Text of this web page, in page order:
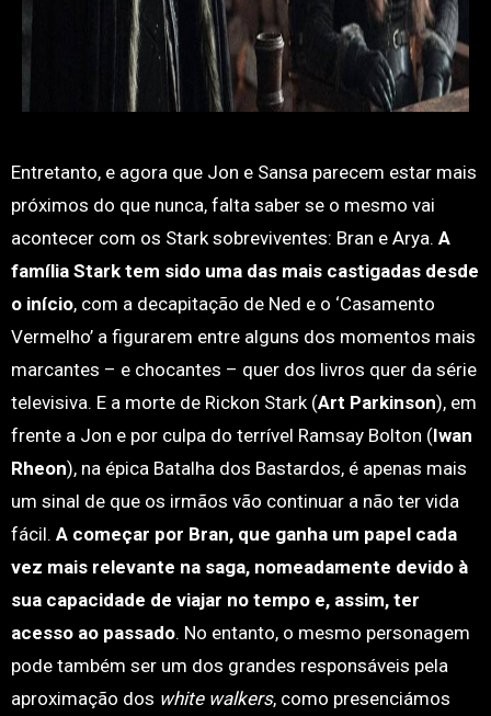
Entretanto, e agora que Jon e Sansa parecem estar mais
próximos do que nunca, falta saber se o mesmo vai
acontecer com os Stark sobreviventes: Bran e Arya. A
família Stark tem sido uma das mais castigadas desde
o início, com a decapitação de Ned e o ‘Casamento
Vermelho’ a figurarem entre alguns dos momentos mais
marcantes – e chocantes – quer dos livros quer da série
televisiva. E a morte de Rickon Stark (Art Parkinson), em
frente a Jon e por culpa do terrível Ramsay Bolton (Iwan
Rheon), na épica Batalha dos Bastardos, é apenas mais
um sinal de que os irmãos vão continuar a não ter vida
fácil. A começar por Bran, que ganha um papel cada
vez mais relevante na saga, nomeadamente devido à
sua capacidade de viajar no tempo e, assim, ter
acesso ao passado. No entanto, o mesmo personagem
pode também ser um dos grandes responsáveis pela
aproximação dos white walkers, como presenciámos